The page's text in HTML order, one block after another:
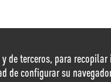
de terceros, para
de configurar su